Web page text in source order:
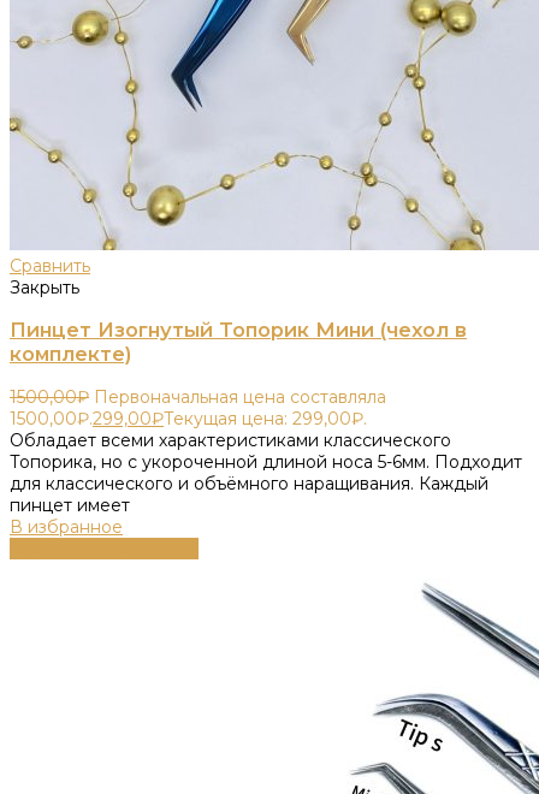
Сравнить
Закрыть
Пинцет Изогнутый Топорик Мини (чехол в
комплекте)
1500,00₽ Первоначальная цена составляла
1500,00₽.299,00₽Текущая цена: 299,00₽.
Обладает всеми характеристиками классического
Топорика, но с укороченной длиной носа 5-6мм. Подходит
для классического и объёмного наращивания. Каждый
пинцет имеет
В избранное